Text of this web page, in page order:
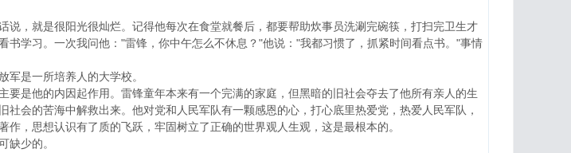
，就是很阳光很灿烂。记得他每次在食堂就餐后，都要帮助炊事员洗涮完碗筷，打扫完卫生才
书学习。一次我问他："雷锋，你中午怎么不休息？"他说："我都习惯了，抓紧时间看点书。"事情
是一所培养人的大学校。
是他的内因起作用。雷锋童年本来有一个完满的家庭，但黑暗的旧社会夺去了他所有亲人的生
会的苦海中解救出来。他对党和人民军队有一颗感恩的心，打心底里热爱党，热爱人民军队，
，思想认识有了质的飞跃，牢固树立了正确的世界观人生观，这是最根本的。
少的。